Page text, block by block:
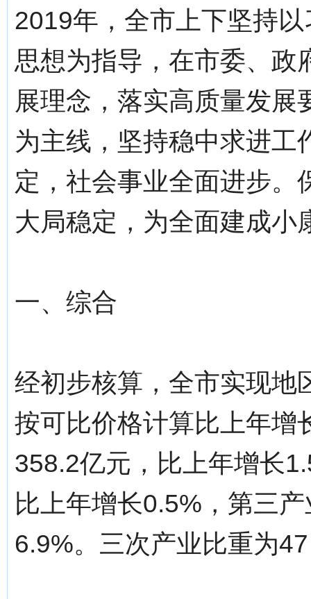
2019年，全市上下坚持
思想为指导，在市委、政
展理念，落实高质量发展
为主线，坚持稳中求进工
定，社会事业全面进步。
大局稳定，为全面建成小
一、综合
经初步核算，全市实现地
按可比价格计算比上年增
358.2亿元，比上年增长
比上年增长0.5%，第三
6.9%。三次产业比重为